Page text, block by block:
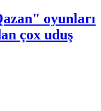
oyunları
çox uduş